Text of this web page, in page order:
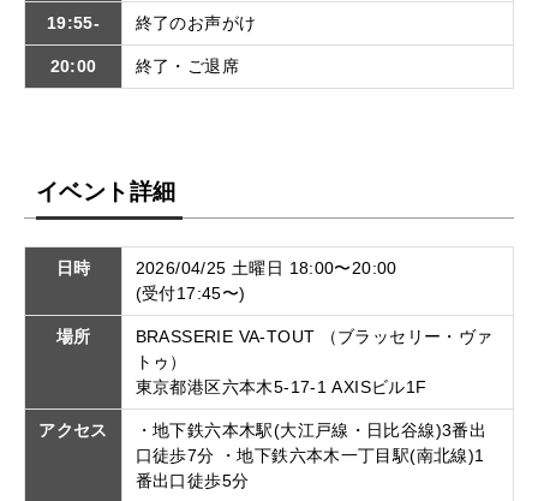
19:55- 終了のお声がけ
20:00 終了・ご退席
イベント詳細
日時
2026/04/25 土曜日 18:00〜20:00
(受付17:45〜)
場所
BRASSERIE VA-TOUT （ブラッセリー・ヴァ
トゥ）
東京都港区六本木5-17-1 AXISビル1F
アクセス
・地下鉄六本木駅(大江戸線・日比谷線)3番出
口徒歩7分 ・地下鉄六本木一丁目駅(南北線)1
番出口徒歩5分